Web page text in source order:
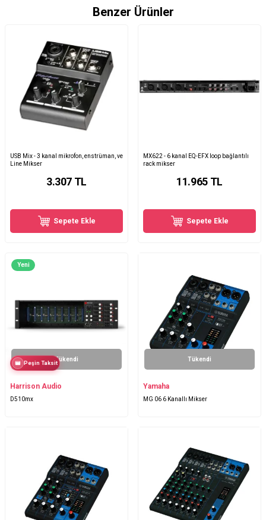
Benzer Ürünler
USB Mix - 3 kanal mikrofon, enstrüman, ve
Line Mikser
3.307 TL
Sepete Ekle
MX622 - 6 kanal EQ-EFX loop bağlantılı
rack mikser
11.965TL
Sepete Ekle
Yeni
Tükendi
Peşin Taksit
Harrison Audio
D510mx
Tükendi
Yamaha
MG 06 6 Kanallı Mikser